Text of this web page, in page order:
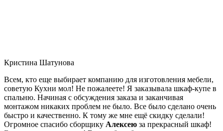
Кристина Шатунова
Всем, кто еще выбирает компанию для изготовления мебели,
советую Кухни мол! Не пожалеете! Я заказывала шкаф-купе в
спальню. Начиная с обсуждения заказа и заканчивая
монтажом никаких проблем не было. Все было сделано очень
быстро и качественно. К тому же мне ещё скидку сделали!
Огромное спасибо сборщику Алексею за прекрасный шкаф!